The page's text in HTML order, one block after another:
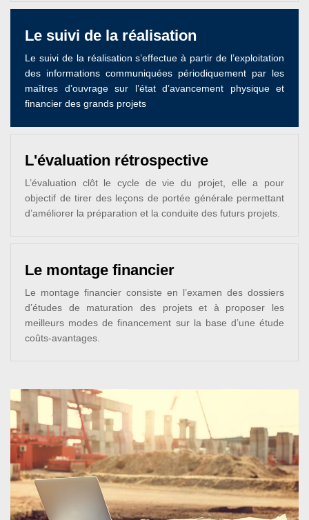
Le suivi de la réalisation
Le suivi de la réalisation s’effectue à partir de l’exploitation
des informations communiquées périodiquement par les
maîtres d’ouvrage sur l’état d’avancement physique et
financier des grands projets
L'évaluation rétrospective
L’évaluation clôt le cycle de vie du projet, elle a pour
objectif de tirer des leçons de portée générale permettant
d’améliorer la préparation et la conduite des futurs projets.
Le montage financier
Le montage financier consiste en l’examen des dossiers
d’études de maturation des projets et à proposer les
meilleurs modes de financement sur la base d’une étude
coûts-avantages.